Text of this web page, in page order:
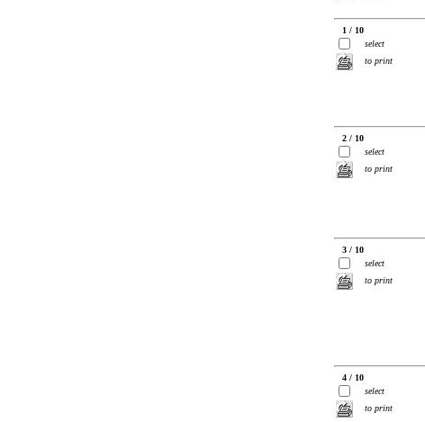
1 / 10
select
to print
2 / 10
select
to print
3 / 10
select
to print
4 / 10
select
to print